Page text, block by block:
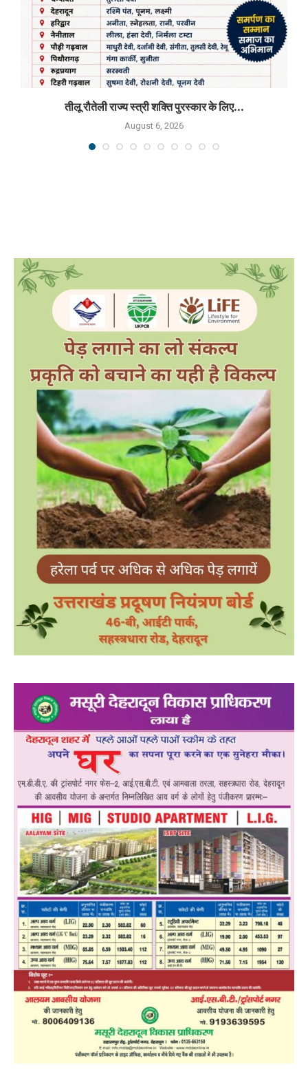
तीलू रौतेली राज्य स्त्री शक्ति पुरस्कार के लिए...
August 6, 2026